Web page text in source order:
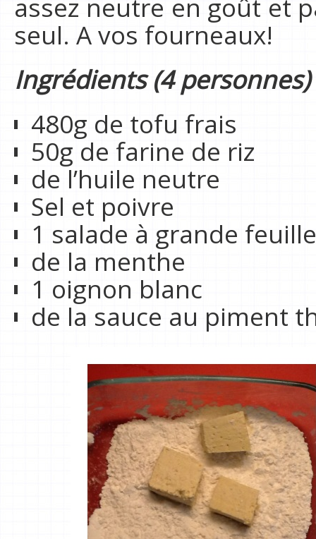
assez neutre en goût et
seul. A vos fourneaux!
Ingrédients (4 personnes)
480g de tofu frais
50g de farine de riz
de l’huile neutre
Sel et poivre
1 salade à grande
de la menthe
1 oignon blanc
de la sauce au piment